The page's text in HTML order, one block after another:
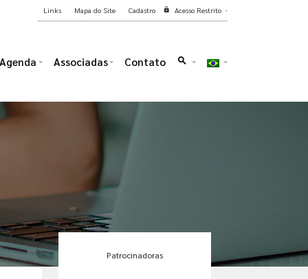
Agenda Associadas Contato search
Links Mapa do Site Cadastro lock Acesso Restrito
Patrocinadoras